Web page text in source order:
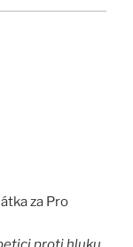
za Pro